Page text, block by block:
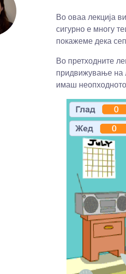
Во оваа лекција
сигурно е многу
покажеме дека
Во претходните
придвижување на
имаш